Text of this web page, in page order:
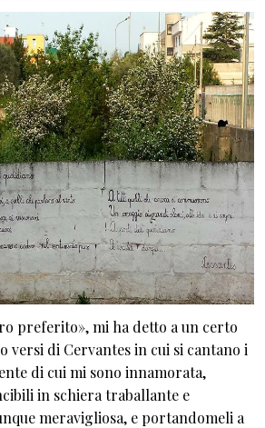
preferito», mi ha detto a un certo
versi di Cervantes in cui si cantano i
di cui mi sono innamorata,
in schiera traballante e
meravigliosa, e portandomeli a